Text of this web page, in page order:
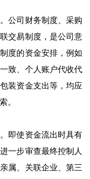
公司财务制度、采购
交易制度，是公司意
度的资金安排，例如
致、个人账户代收代
装资金支出等，均应
。
即使资金流出时具有
一步审查最终控制人
属、关联企业、第三